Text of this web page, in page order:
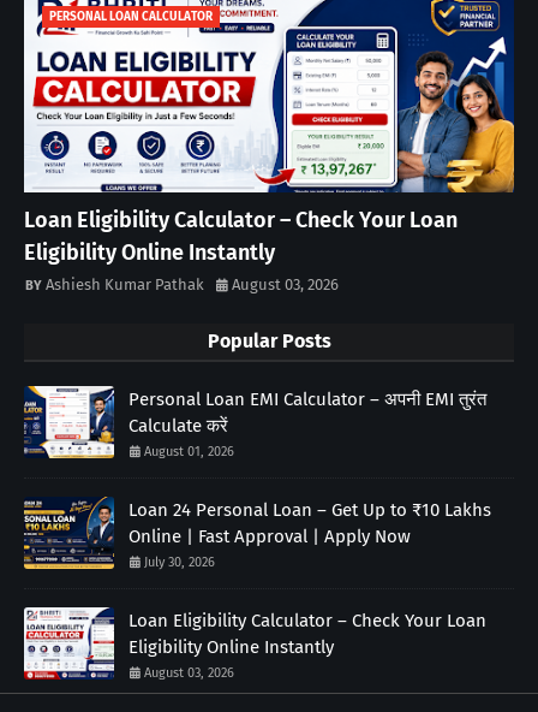
PERSONAL LOAN CALCULATOR
Loan Eligibility Calculator – Check Your Loan
Eligibility Online Instantly
Ashiesh Kumar Pathak August 03, 2026
Popular Posts
Personal Loan EMI Calculator – अपनी EMI तुरंत
Calculate करें
August 01, 2026
Loan 24 Personal Loan – Get Up to ₹10 Lakhs
Online | Fast Approval | Apply Now
July 30, 2026
Loan Eligibility Calculator – Check Your Loan
Eligibility Online Instantly
August 03, 2026